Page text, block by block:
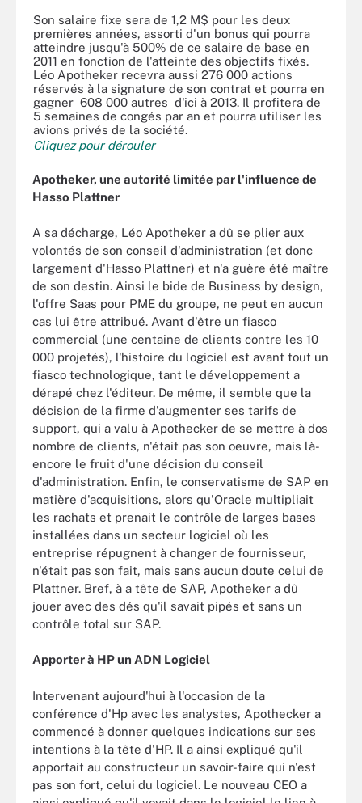
Son salaire fixe sera de 1,2 M$ pour les deux
premières années, assorti d'un bonus qui pourra
atteindre jusqu'à 500% de ce salaire de base en
2011 en fonction de l'atteinte des objectifs fixés.
Léo Apotheker recevra aussi 276 000 actions
réservés à la signature de son contrat et pourra en
gagner 608 000 autres d'ici à 2013. Il profitera de
5 semaines de congés par an et pourra utiliser les
avions privés de la société.
Cliquez pour dérouler
Apotheker, une autorité limitée par l'influence de
Hasso Plattner
A sa décharge, Léo Apotheker a dû se plier aux
volontés de son conseil d'administration (et donc
largement d'Hasso Plattner) et n'a guère été maître
de son destin. Ainsi le bide de Business by design,
l'offre Saas pour PME du groupe, ne peut en aucun
cas lui être attribué. Avant d'être un fiasco
commercial (une centaine de clients contre les 10
000 projetés), l'histoire du logiciel est avant tout un
fiasco technologique, tant le développement a
dérapé chez l'éditeur. De même, il semble que la
décision de la firme d'augmenter ses tarifs de
support, qui a valu à Apothecker de se mettre à dos
nombre de clients, n'était pas son oeuvre, mais là-
encore le fruit d'une décision du conseil
d'administration. Enfin, le conservatisme de SAP en
matière d'acquisitions, alors qu'Oracle multipliait
les rachats et prenait le contrôle de larges bases
installées dans un secteur logiciel où les
entreprise répugnent à changer de fournisseur,
n'était pas son fait, mais sans aucun doute celui de
Plattner. Bref, à a tête de SAP, Apotheker a dû
jouer avec des dés qu'il savait pipés et sans un
contrôle total sur SAP.
Apporter à HP un ADN Logiciel
Intervenant aujourd'hui à l'occasion de la
conférence d'Hp avec les analystes, Apothecker a
commencé à donner quelques indications sur ses
intentions à la tête d'HP. Il a ainsi expliqué qu'il
apportait au constructeur un savoir-faire qui n'est
pas son fort, celui du logiciel. Le nouveau CEO a